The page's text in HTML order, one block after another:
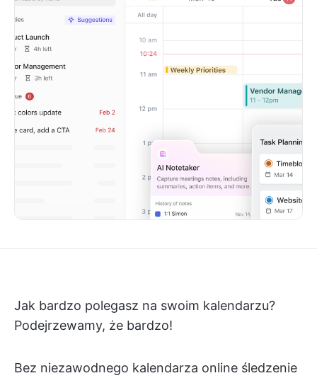
Jak bardzo polegasz na swoim kalendarzu?
Podejrzewamy, że bardzo!
Bez niezawodnego kalendarza online śledzenie